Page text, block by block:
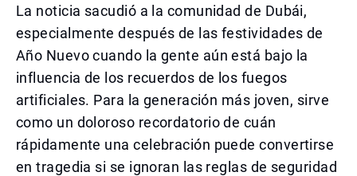
La noticia sacudió a la comunidad de Dubái,
especialmente después de las festividades de
Año Nuevo cuando la gente aún está bajo la
influencia de los recuerdos de los fuegos
artificiales. Para la generación más joven, sirve
como un doloroso recordatorio de cuán
rápidamente una celebración puede convertirse
en tragedia si se ignoran las reglas de seguridad